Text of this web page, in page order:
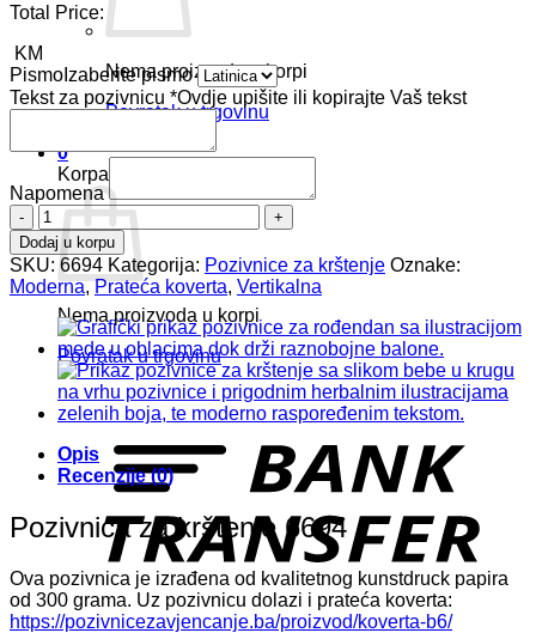
Nema proizvoda u korpi
Povratak u trgovinu
0
Korpa
Nema proizvoda u korpi
Povratak u trgovinu
Total Price:
KM
Pismo Izaberite pismo
Tekst za pozivnicu *Ovdje upišite ili kopirajte Vaš tekst
Napomena
Pozivnica
za
krštenje
6694
količina
Dodaj u korpu
SKU: 6694 Kategorija: Pozivnice za krštenje Oznake:
Moderna,Prateća koverta, Vertikalna
Opis
Recenzije (0)
Pozivnica za krštenje 6694
Ova pozivnica je izrađena od kvalitetnog kunstdruck papira
od 300 grama. Uz pozivnicu dolazi i prateća koverta:
https://pozivnicezavjencanje.ba/proizvod/koverta-b6/